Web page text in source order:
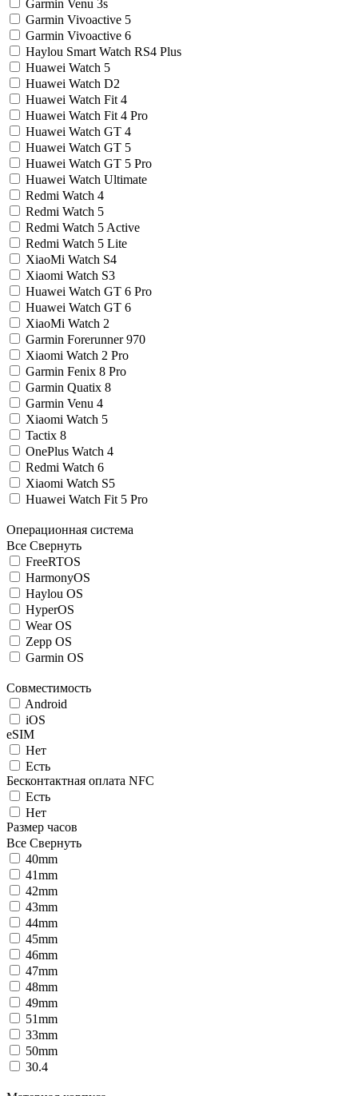
Garmin Venu 3s
Garmin Vivoactive 5
Garmin Vivoactive 6
Haylou Smart Watch RS4 Plus
Huawei Watch 5
Huawei Watch D2
Huawei Watch Fit 4
Huawei Watch Fit 4 Pro
Huawei Watch GT 4
Huawei Watch GT 5
Huawei Watch GT 5 Pro
Huawei Watch Ultimate
Redmi Watch 4
Redmi Watch 5
Redmi Watch 5 Active
Redmi Watch 5 Lite
XiaoMi Watch S4
Xiaomi Watch S3
Huawei Watch GT 6 Pro
Huawei Watch GT 6
XiaoMi Watch 2
Garmin Forerunner 970
Xiaomi Watch 2 Pro
Garmin Fenix 8 Pro
Garmin Quatix 8
Garmin Venu 4
Xiaomi Watch 5
Tactix 8
OnePlus Watch 4
Redmi Watch 6
Xiaomi Watch S5
Huawei Watch Fit 5 Pro
Операционная система
Все Свернуть
FreeRTOS
HarmonyOS
Haylou OS
HyperOS
Wear OS
Zepp OS
Garmin OS
Совместимость
Android
iOS
eSIM
Нет
Есть
Беcконтактная оплата NFC
Есть
Нет
Размер часов
Все Свернуть
40mm
41mm
42mm
43mm
44mm
45mm
46mm
47mm
48mm
49mm
51mm
33mm
50mm
30.4